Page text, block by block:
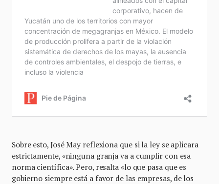
Sobre esto, José May reflexiona que si la ley se aplicara
estrictamente, «ninguna granja va a cumplir con esa
norma científica». Pero, resalta «lo que pasa que es
gobierno siempre está a favor de las empresas, de los